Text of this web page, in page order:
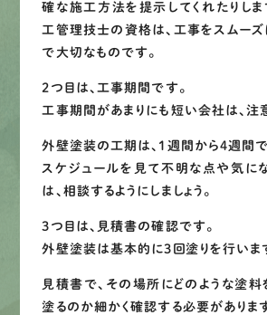
確な施工方法を提示してくれたりしま
工管理技士の資格は、工事をスムーズ
で大切なものです。
2つ目は、工事期間です。
工事期間があまりにも短い会社は、注
外壁塗装の工期は、1週間から4週間で
スケジュールを見て不明な点や気に
は、相談するようにしましょう。
3つ目は、見積書の確認です。
外壁塗装は基本的に3回塗りを行いま
見積書で、その場所にどのような塗料
塗るのか細かく確認する必要がありま